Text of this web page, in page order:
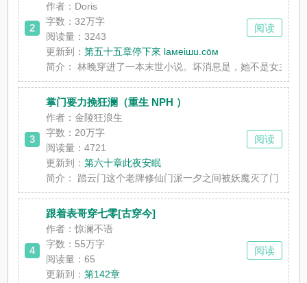
2
作者：Doris
字数：32万字
阅读量：3243
更新到：第五十五章停下來 laмeiшu.cōм
简介：
林晚穿进了一本末世小说。坏消息是，她不是女主，
阅读
3
掌门要力挽狂澜（重生 NPH ）
作者：金陵狂浪生
字数： 20万字
阅读量：4721
更新到：第六十章此夜安眠
简介：
踏云门这个老牌修仙门派一夕之间被妖魔灭了门，连
阅读
4
跟着表哥穿七零[古穿今]
作者：惊澜不语
字数： 55万字
阅读量：65
更新到：第142章
阅读